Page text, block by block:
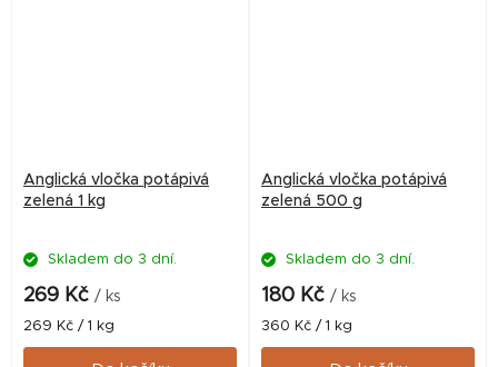
Anglická vločka potápivá
zelená 1 kg
Skladem do 3 dní.
269 Kč / ks
Měrná
cena:
269 Kč / 1 kg
Anglická vločka potápivá
zelená 500 g
Skladem do 3 dní.
180 Kč / ks
Měrná
cena:
360 Kč / 1 kg